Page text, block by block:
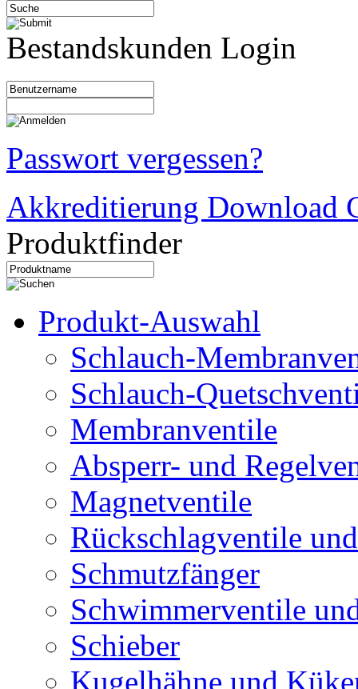
Bestandskunden Login
Passwort vergessen?
Akkreditierung Download
Produktfinder
Produkt-Auswahl
Schlauch-
Schlauch-
Membranventile
Absperr- und
Magnetventile
Rückschlagventile
Schmutzfänger
Schwimmerventile
Schieber
Kugelhähne und